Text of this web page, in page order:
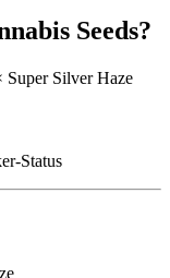
Seeds?
Silver Haze
Status